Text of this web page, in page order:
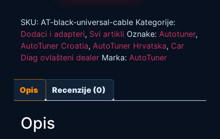
SKU: AT-black-universal-cable Kategorije:
Dodaci i adapteri, Svi artikli Oznake: Autotuner,
AutoTuner Croatia, AutoTuner Hrvatska, Car
Diag ovlašteni dealer Marka: AutoTuner
Opis Recenzije (0)
Opis